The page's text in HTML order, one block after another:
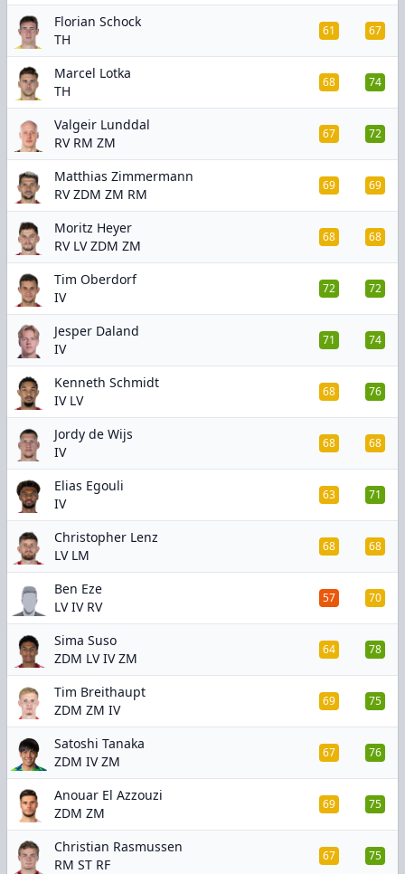
Florian Schock
TH
61 67
Marcel Lotka
TH
68 74
Valgeir Lunddal
RV RM ZM
67 72
Matthias Zimmermann
RV ZDM ZM RM
69 69
Moritz Heyer
RV LV ZDM ZM
68 68
Tim Oberdorf
IV
72 72
Jesper Daland
IV
71 74
Kenneth Schmidt
IV LV
68 76
Jordy de Wijs
IV
68 68
Elias Egouli
IV
63 71
Christopher Lenz
LV LM
68 68
Ben Eze
LV IV RV
57 70
Sima Suso
ZDM LV IV ZM
64 78
Tim Breithaupt
ZDM ZM IV
69 75
Satoshi Tanaka
ZDM IV ZM
67 76
Anouar El Azzouzi
ZDM ZM
69 75
Christian Rasmussen
RM ST RF
67 75